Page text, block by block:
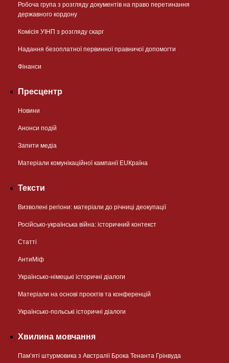
Робоча група з розгляду документів на право перетинання
державного кордону
Комісія УІНП з розгляду скарг
Надання безоплатної первинної правничої допомогти
Фінанси
Пресцентр
Новини
Анонси подій
Запити медіа
Матеріали комунікаційної кампанії EUКраїна
Тексти
Визволені регіони: матеріали до річниці деокупації
Російсько-українська війна: історичний контекст
Статті
АнтиМіф
Українсько-німецькі історичні діалоги
Матеріали на основі проєктів та конференцій
Українсько-польські історичні діалоги
Хвилина мовчання
Пам’яті штурмовика з Австралії Брока Тенанта Грінвуда